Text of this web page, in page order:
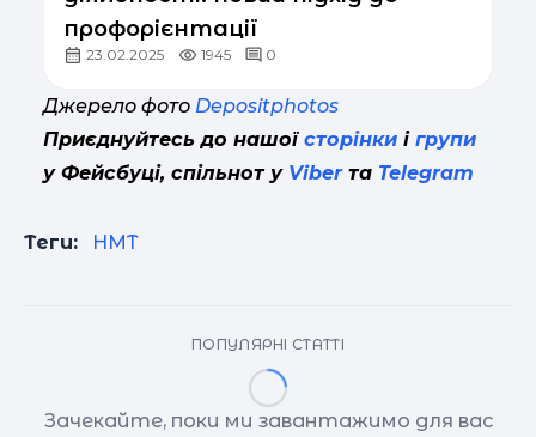
профорієнтації
23.02.2025 1945 0
Джерело фото Depositphotos
Приєднуйтесь до нашої сторінки і групи
у Фейсбуці, спільнот у Viberта Telegram
Теги: НМТ
ПОПУЛЯРНІ СТАТТІ
Зачекайте, поки ми завантажимо для вас